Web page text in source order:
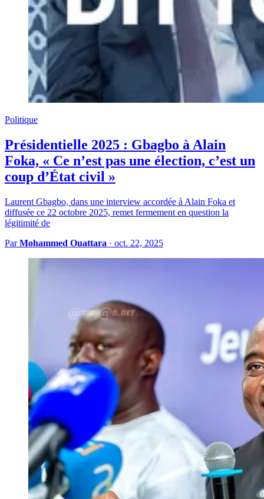
Politique
Présidentielle 2025 : Gbagbo à Alain
Foka, « Ce n’est pas une élection, c’est un
coup d’État civil »
Laurent Gbagbo, dans une interview accordée à Alain Foka et
diffusée ce 22 octobre 2025, remet fermement en question la
légitimité de
ParMohammed Ouattara · oct. 22, 2025